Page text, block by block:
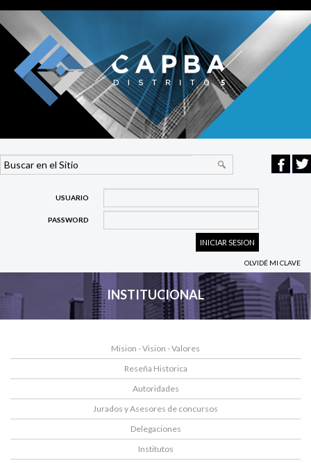
USUARIO
PASSWORD
OLVIDÉ MI CLAVE
INSTITUCIONAL
Mision - Vision - Valores
Reseña Historica
Autoridades
Jurados y Asesores de concursos
Delegaciones
Institutos